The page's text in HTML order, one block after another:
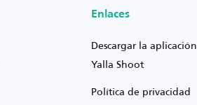
Enlaces
Descargar la aplicación
Yalla Shoot
Política de privacidad